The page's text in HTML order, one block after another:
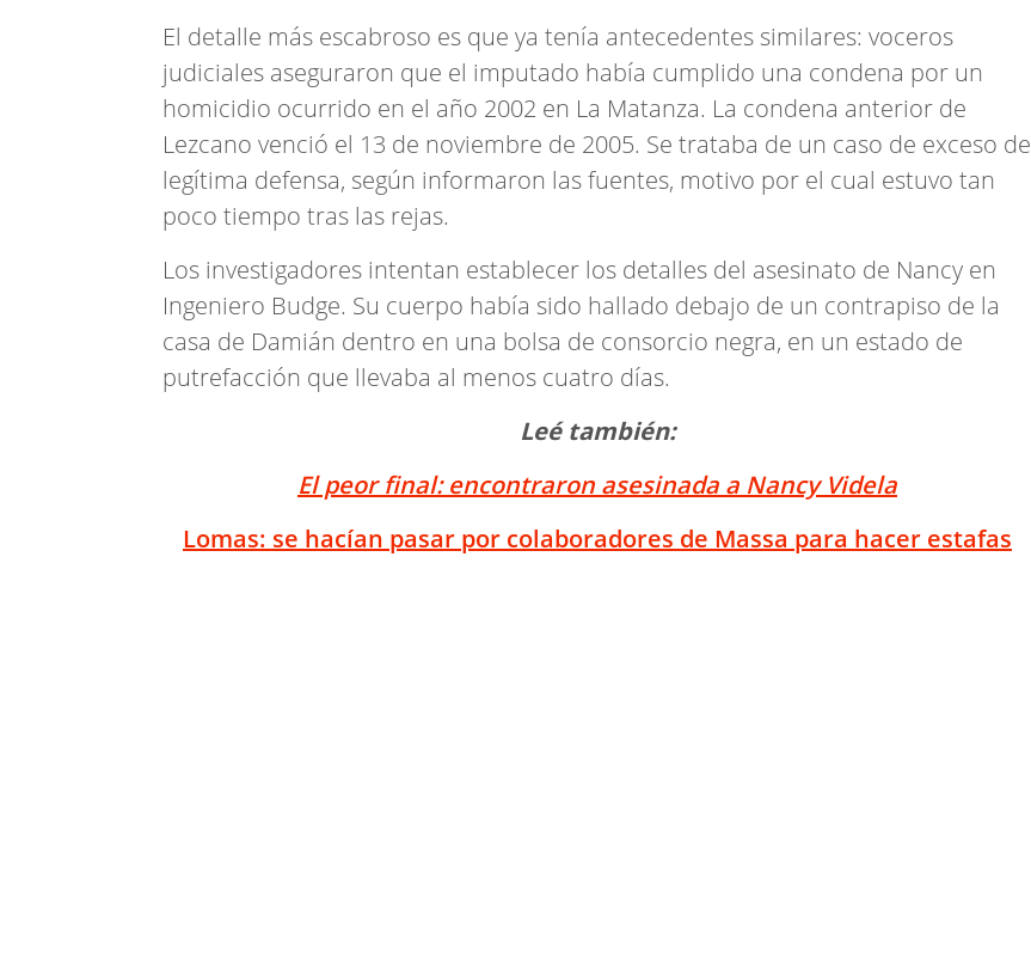
El detalle más escabroso es que ya tenía antecedentes similares: voceros
judiciales aseguraron que el imputado había cumplido una condena por un
homicidio ocurrido en el año 2002 en La Matanza. La condena anterior de
Lezcano venció el 13 de noviembre de 2005. Se trataba de un caso de exceso de
legítima defensa, según informaron las fuentes, motivo por el cual estuvo tan
poco tiempo tras las rejas.
Los investigadores intentan establecer los detalles del asesinato de Nancy en
Ingeniero Budge. Su cuerpo había sido hallado debajo de un contrapiso de la
casa de Damián dentro en una bolsa de consorcio negra, en un estado de
putrefacción que llevaba al menos cuatro días.
Leé también:
El peor final: encontraron asesinada a Nancy Videla
Lomas: se hacían pasar por colaboradores de Massa para hacer estafas